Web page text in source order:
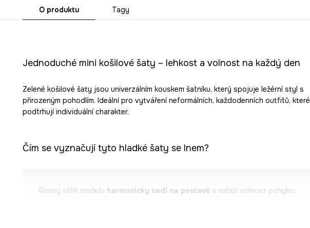
O produktu Tagy
Jednoduché mini košilové šaty – lehkost a volnost na každý den
Zelené košilové šaty jsou univerzálním kouskem šatníku, který spojuje ležérní styl s
přirozeným pohodlím. Ideální pro vytváření neformálních, každodenních outfitů, které
podtrhují individuální charakter.
Čím se vyznačují tyto hladké šaty se lnem?
Rovný střih modelu harmonicky sedí na postavě a nabízí volnost pohybu.